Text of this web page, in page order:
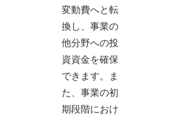
変動費へと転
換し、事業の
他分野への投
資資金を確保
できます。ま
た、事業の初
期段階におけ